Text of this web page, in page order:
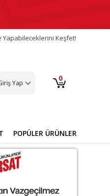
Yapabileceklerini Keşfet!
Yap 0
POPÜLER ÜRÜNLER